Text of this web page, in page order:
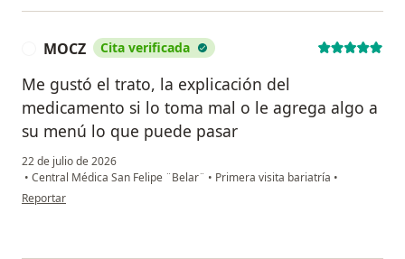
MOCZ Cita verificada
Me gustó el trato, la explicación del
medicamento si lo toma mal o le agrega algo a
su menú lo que puede pasar
22 de julio de 2026
• Central Médica San Felipe ¨Belar¨ • Primera visita bariatría •
en opinión del usuario MOCZ
Reportar